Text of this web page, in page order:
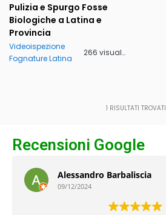
Pulizia e Spurgo Fosse
Biologiche a Latina e
Provincia
Videoispezione
Fognature Latina
266 visualizzazioni
1 RISULTATI TROVATI
Recensioni Google
Alessandro Barbaliscia
09/12/2024